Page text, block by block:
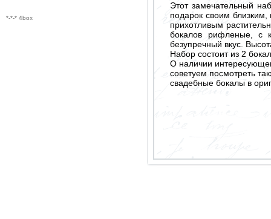
*-*-* 4box
Этот замечательный
подарок своим
прихотливым
бокалов рифленые, с
безупречный вкус.
Набор состоит из 2
О наличии
советуем посмотреть
свадебные бокалы в